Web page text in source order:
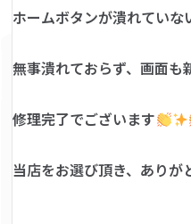
ホームボタンが潰れていな
無事潰れておらず、画面も
修理完了でございます
当店をお選び頂き、ありが